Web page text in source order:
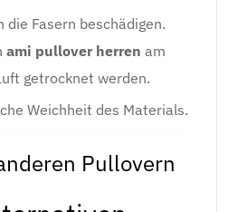
die Fasern beschädigen.
ami pullover herren am
getrocknet werden.
Weichheit des Materials.
Pullovern